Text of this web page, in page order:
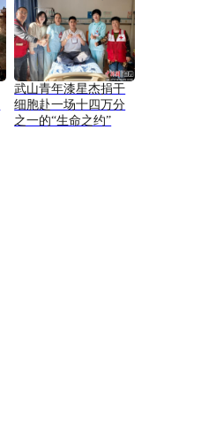
武山青年漆星杰捐干
细胞赴一场十四万分
之一的“生命之约”